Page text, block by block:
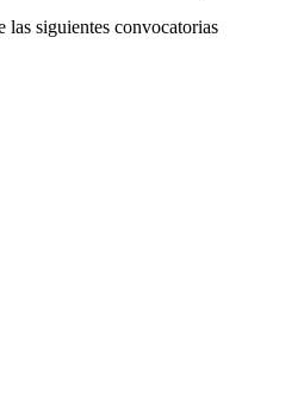
siguientes convocatorias